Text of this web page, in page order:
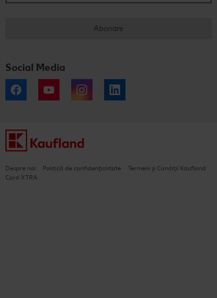
Abonare
Social Media
Facebook YouTube Instagram
Despre noi Politică de confidențialitate
Termeni și Condiții Kaufland
Card XTRA